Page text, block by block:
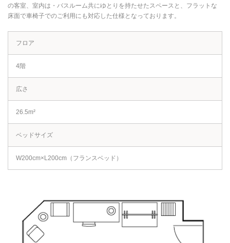
の客室、室内は・バスルーム共にゆとりを持たせたスペースと、フラットな
床面で車椅子でのご利用にも対応した仕様となっております。
フロア
4階
広さ
26.5m²
ベッドサイズ
W200cm×L200cm（フランスベッド）